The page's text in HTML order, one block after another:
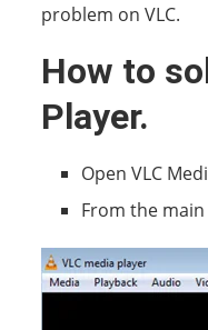
problem on VLC.
How to
Player.
Open VLC
From the